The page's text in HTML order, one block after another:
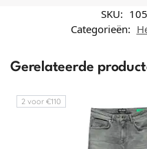
SKU:
Categorieën:
Gerelateerde
2 voor €110